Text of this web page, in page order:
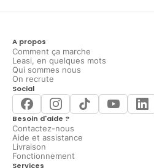
A propos
Comment ça marche
Leasi, en quelques mots
Qui sommes nous
On recrute
Social
Besoin d'aide ?
Contactez-nous
Aide et assistance
Livraison
Fonctionnement
Services